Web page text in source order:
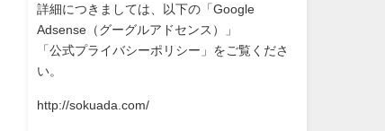
詳細につきましては、以下の「Google
Adsense（グーグルアドセンス）」
「公式プライバシーポリシー」をご覧くださ
い。
http://sokuada.com/